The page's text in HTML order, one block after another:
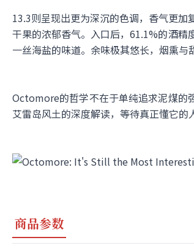
13.3则呈现出更为深沉的色调，香气更
干果的浓郁香气。入口后，61.1%的酒精
一丝海盐的味道。余味极其悠长，烟熏与
Octomore的哲学不在于单纯追求泥煤的
艾雷岛风土的深度解读，等待真正懂它的
商品参数